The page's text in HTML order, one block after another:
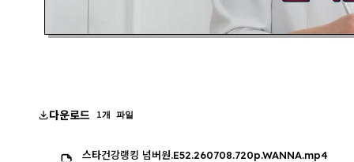
다운로드 1개 파일
스타건강랭킹 넘버원.E52.260708.720p.WANNA.mp4